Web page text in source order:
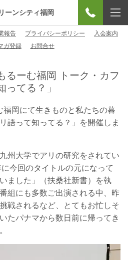
ーンシティ福岡
報告 プライバシーポリシー
入会案内
ガ登録
お問合せ
ーむ福岡 トーク・カフ
ってる？」
福岡にて生きものと私たちの暮
語って知ってる？」を開催しま
州大学でアリの研究をされてい
今回のタイトルの元になって
ました」（扶桑社新書）を執
組にも多数ご出演される中、昨
戦されるなど、とてもお忙しそ
たパナマから数日前に帰ってき